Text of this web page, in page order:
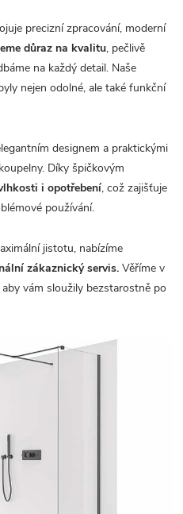
precizní zpracování, moderní
důraz na kvalitu, pečlivě
na každý detail. Naše
nejen odolné, ale také funkční
designem a praktickými
Díky špičkovým
i opotřebení, což zajišťuje
používání.
jistotu, nabízíme
zákaznický servis. Věříme v
vám sloužily bezstarostně po